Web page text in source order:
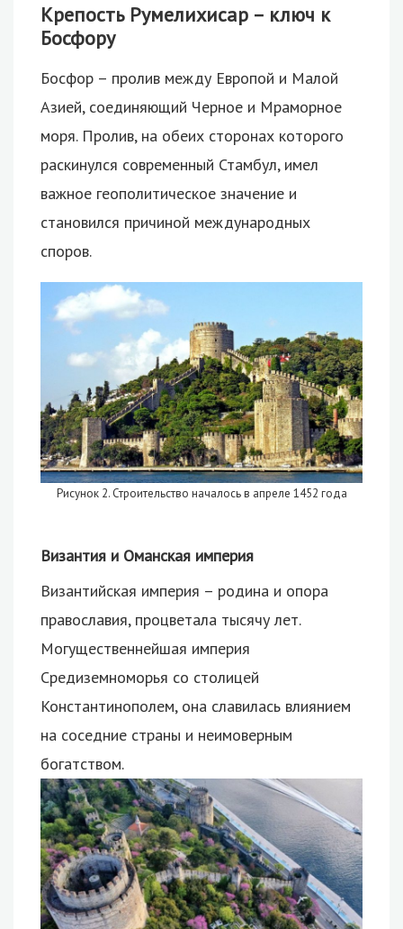
Крепость Румелихисар – ключ к
Босфору
Босфор – пролив между Европой и Малой
Азией, соединяющий Черное и Мраморное
моря. Пролив, на обеих сторонах которого
раскинулся современный Стамбул, имел
важное геополитическое значение и
становился причиной международных
споров.
Рисунок 2. Строительство началось в апреле 1452 года
Византия и Оманская империя
Византийская империя – родина и опора
православия, процветала тысячу лет.
Могущественнейшая империя
Средиземноморья со столицей
Константинополем, она славилась влиянием
на соседние страны и неимоверным
богатством.